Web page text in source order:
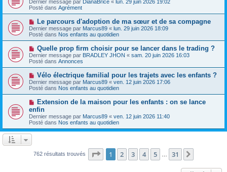
a
g
e
u
m
e
s
a
g
e
u
v
e
a
u
m
e
s
s
a
g
e
Dernier message par DianaBrice « lun. 29 juin 2026 19:02
Posté dans Agrément
N
o
u
v
a
u
m
e
s
s
a
g
e
Le parcours d'adoption de ma sœur et de sa compagne
Dernier message par Marcus89 « lun. 29 juin 2026 18:09
Posté dans Nos enfants au quotidien
N
o
u
v
e
u
m
e
s
a
g
e
Quelle prop firm choisir pour se lancer dans le trading ?
Dernier message par BRADLEY JHON « sam. 20 juin 2026 16:03
Posté dans Annonces
N
o
u
v
e
a
u
m
e
s
e
Vélo électrique familial pour les trajets avec les enfants ?
Dernier message par Marcus89 « ven. 12 juin 2026 17:06
Posté dans Nos enfants au quotidien
N
o
u
v
e
a
s
Extension de la maison pour les enfants : on se lance
enfin
Dernier message par Marcus89 « ven. 12 juin 2026 11:40
Posté dans Nos enfants au quotidien
762 résultats trouvés Page 1sur31
1 2 3 4 5 31